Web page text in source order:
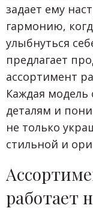
задает ему
гармонию,
улыбнуться
предлагает
ассортимент
Каждая модель
деталям и
не только
стильной и
работает